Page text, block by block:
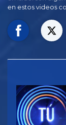
en estos videos